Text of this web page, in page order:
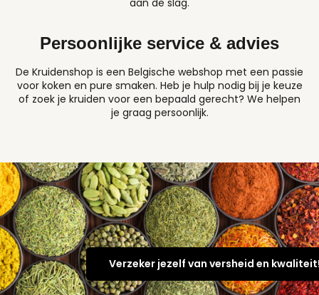
aan de slag.
Persoonlijke service & advies
De Kruidenshop is een Belgische webshop met een passie
voor koken en pure smaken. Heb je hulp nodig bij je keuze
of zoek je kruiden voor een bepaald gerecht? We helpen
je graag persoonlijk.
Verzeker jezelf van versheid en